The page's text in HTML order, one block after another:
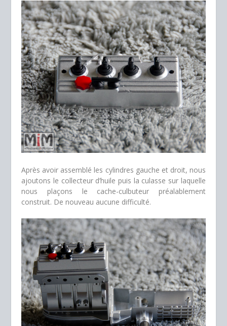
Après avoir assemblé les cylindres gauche et droit, nous
ajoutons le collecteur d’huile puis la culasse sur laquelle
nous plaçons le cache-culbuteur préalablement
construit. De nouveau aucune difficulté.